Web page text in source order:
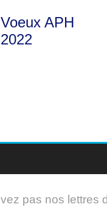
Voeux APH
2022
pas nos lettres